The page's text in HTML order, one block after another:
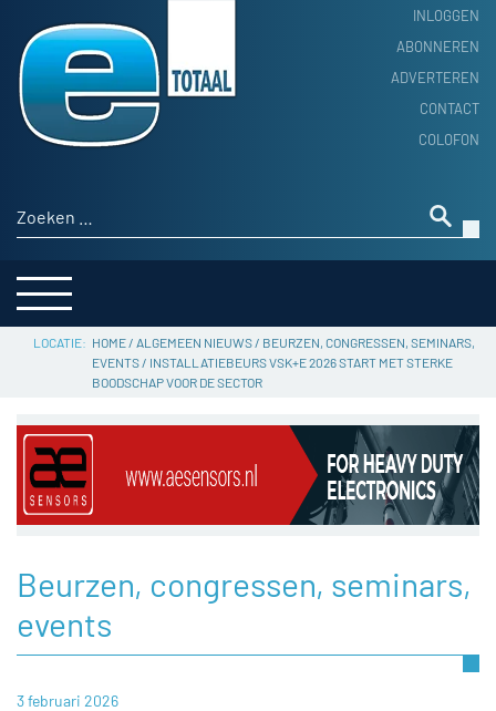
INLOGGEN
ABONNEREN
ADVERTEREN
CONTACT
COLOFON
Zoeken naar:
HOME
PRODUCTNIEUWS
ACHTERGROND
THEMA’S
SERVICE
HOME/ ALGEMEEN NIEUWS/ BEURZEN, CONGRESSEN, SEMINARS,
EVENTS/ INSTALLATIEBEURS VSK+E 2026 START MET STERKE
BOODSCHAP VOOR DE SECTOR
Beurzen, congressen, seminars,
events
3 februari 2026